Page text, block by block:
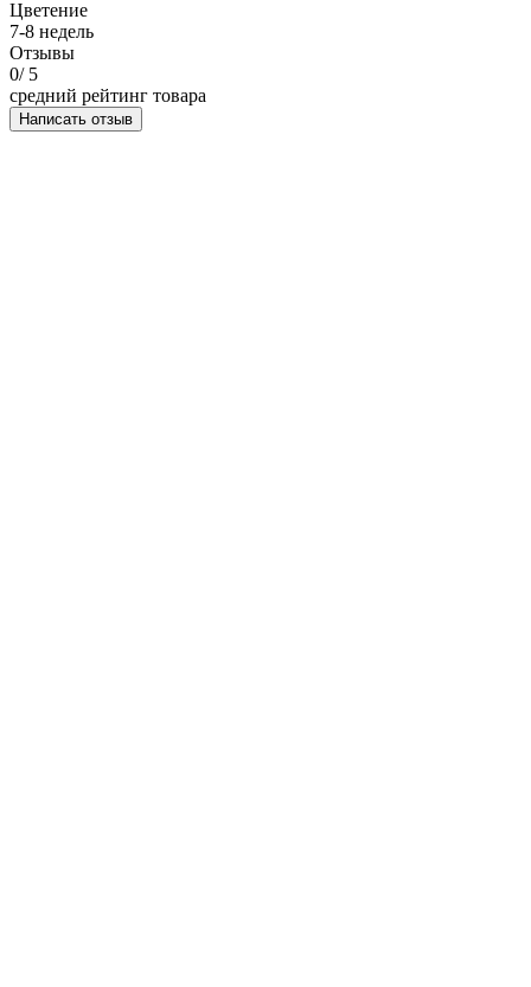
Цветение
7-8 недель
Отзывы
0/ 5
средний рейтинг товара
Написать отзыв